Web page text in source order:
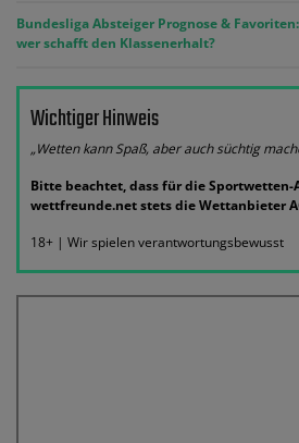
Bundesliga Absteiger Prognose &
wer schafft den Klassenerhalt?
Wichtiger Hinweis
„Wetten kann Spaß, aber auch süchtig
Bitte beachtet, dass für die Sportwetten-
wettfreunde.net stets die Wettanbieter
18+ | Wir spielen verantwortungsbewusst